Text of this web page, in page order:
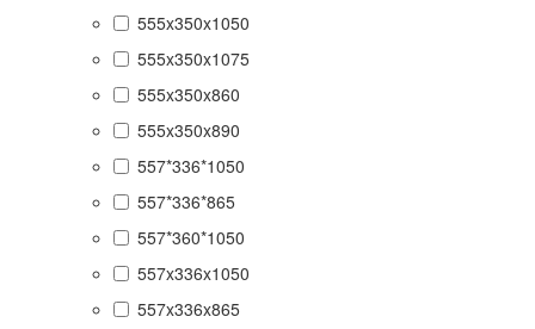
555x350x1050
555x350x1075
555x350x860
555x350x890
557*336*1050
557*336*865
557*360*1050
557x336x1050
557x336x865